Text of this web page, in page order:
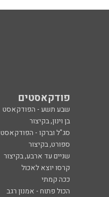
פודקאסטים
שבע תשע - הפודקאסט
בן וינון, בקיצור
סג"ל וברקו - הפודקאסט
ספורט, בקיצור
שניים עד ארבע, בקיצור
קרסו יוצא לאכול
ככה קמתי
הכול פתוח - אמנון רגב